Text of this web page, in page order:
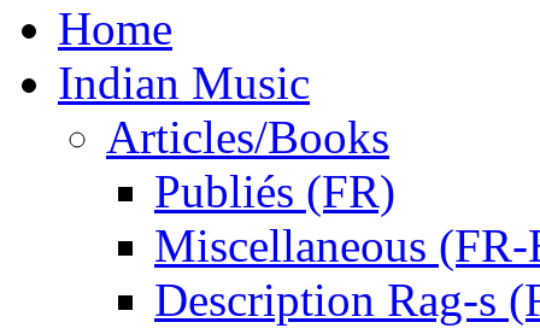
Home
Indian Music
Articles/Books
Publiés (FR)
Miscellaneous
Description Rag-s